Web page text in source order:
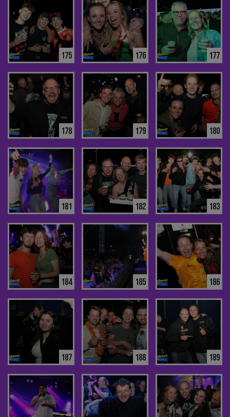
175 176 177
178 179 180
181 182 183
184 185 186
187 188 189